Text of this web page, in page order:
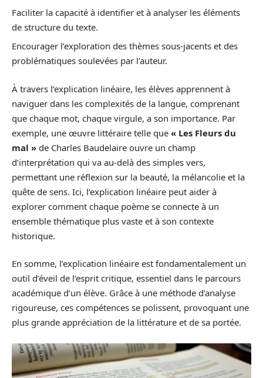
Faciliter la capacité à identifier et à analyser les éléments
de structure du texte.
Encourager l’exploration des thèmes sous-jacents et des
problématiques soulevées par l’auteur.
À travers l’explication linéaire, les élèves apprennent à
naviguer dans les complexités de la langue, comprenant
que chaque mot, chaque virgule, a son importance. Par
exemple, une œuvre littéraire telle que « Les Fleurs du
mal » de Charles Baudelaire ouvre un champ
d’interprétation qui va au-delà des simples vers,
permettant une réflexion sur la beauté, la mélancolie et la
quête de sens. Ici, l’explication linéaire peut aider à
explorer comment chaque poème se connecte à un
ensemble thématique plus vaste et à son contexte
historique.
En somme, l’explication linéaire est fondamentalement un
outil d’éveil de l’esprit critique, essentiel dans le parcours
académique d’un élève. Grâce à une méthode d’analyse
rigoureuse, ces compétences se polissent, provoquant une
plus grande appréciation de la littérature et de sa portée.